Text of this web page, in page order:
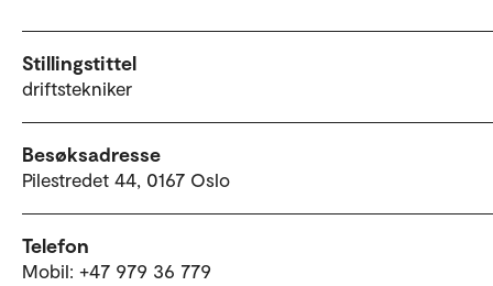
Stillingstittel
driftstekniker
Besøksadresse
Pilestredet 44, 0167 Oslo
Telefon
Mobil: +47 979 36 779